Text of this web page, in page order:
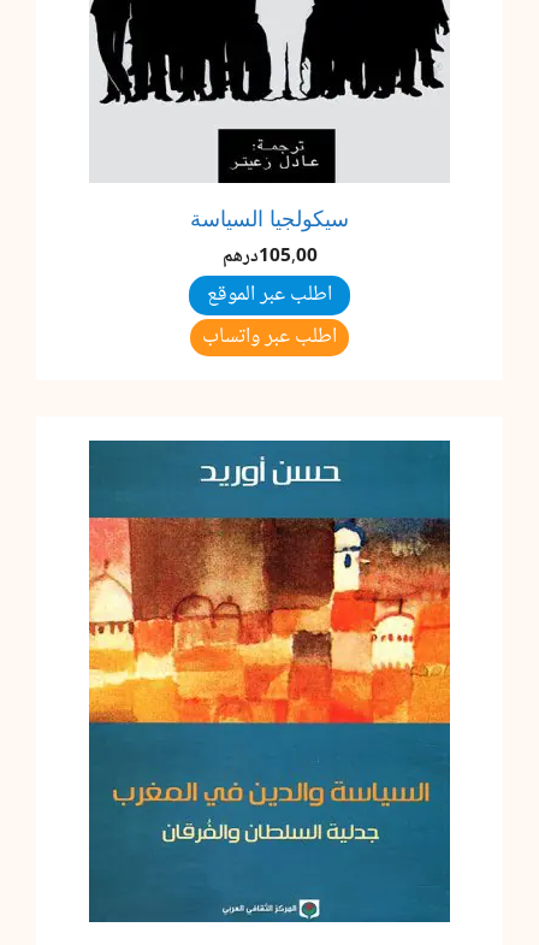
سيكولجيا السياسة
105,00درهم
اطلب عبر الموقع
اطلب عبر واتساب